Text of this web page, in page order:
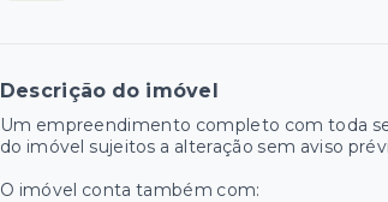
Descrição do imóvel
Um empreendimento completo com toda
do imóvel sujeitos a alteração sem aviso
O imóvel conta também com: